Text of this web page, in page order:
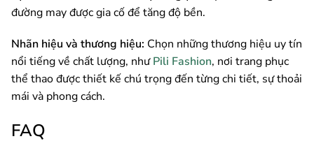
đường may được gia cố để tăng độ bền.
Nhãn hiệu và thương hiệu: Chọn những thương hiệu uy tín
nổi tiếng về chất lượng, nhưPili Fashion, nơi trang phục
thể thao được thiết kế chú trọng đến từng chi tiết, sự thoải
mái và phong cách.
FAQ